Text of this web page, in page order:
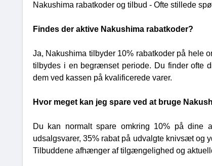
Nakushima rabatkoder og tilbud - Ofte stillede
Findes der aktive Nakushima rabatkoder?
Ja, Nakushima tilbyder 10% rabatkoder på hele
tilbydes i en begrænset periode. Du finder ofte
dem ved kassen på kvalificerede varer.
Hvor meget kan jeg spare ved at bruge
Du kan normalt spare omkring 10% på dine
udsalgsvarer, 35% rabat på udvalgte knivsæt og
Tilbuddene afhænger af tilgængelighed og